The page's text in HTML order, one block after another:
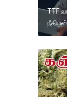
TTF